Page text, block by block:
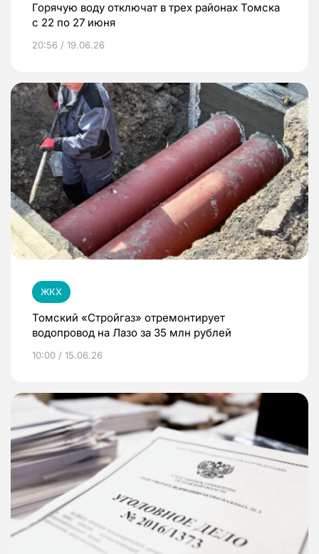
Горячую воду отключат в трех районах Томска
с 22 по 27 июня
20:56 / 19.06.26
ЖКХ
Томский «Стройгаз» отремонтирует
водопровод на Лазо за 35 млн рублей
10:00 / 15.06.26